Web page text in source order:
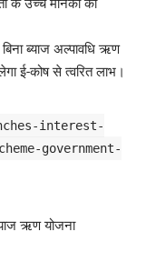
के उच्च मानकों को
ब्याज अल्पावधि ऋण
ई-कोष से त्वरित लाभ।
interest-
government-
ऋण योजना